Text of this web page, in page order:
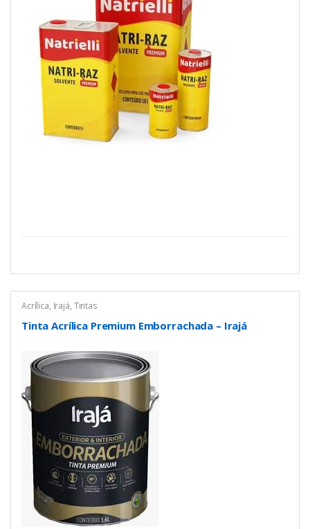
Acrílica, Irajá, Tintas
Tinta Acrílica Premium Emborrachada – Irajá